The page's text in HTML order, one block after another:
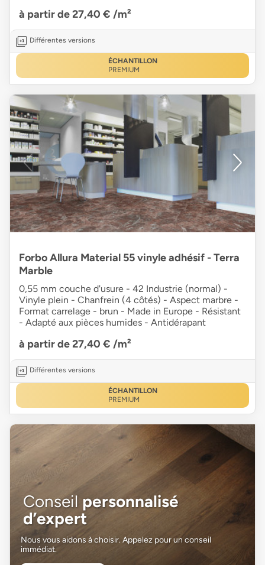
à partir de 27,40 € /m²
Différentes versions
ÉCHANTILLON
PREMIUM
Forbo Allura Material 55 vinyle adhésif - Terra
Marble
0,55 mm couche d'usure - 42 Industrie (normal) -
Vinyle plein - Chanfrein (4 côtés) - Aspect marbre -
Format carrelage - brun - Made in Europe - Résistant
- Adapté aux pièces humides - Antidérapant
à partir de 27,40 € /m²
Différentes versions
ÉCHANTILLON
PREMIUM
Conseil personnalisé
d’expert
Nous vous aidons à choisir. Appelez pour un conseil
immédiat.